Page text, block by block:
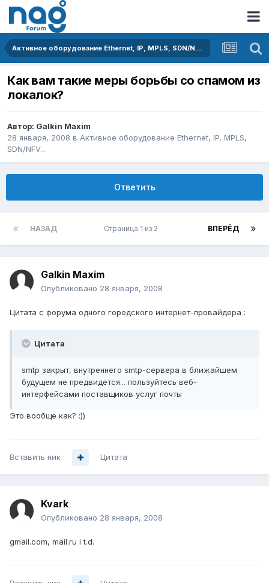
Активное оборудование Ethernet, IP, MPLS, SDN/NFV...
Как вам такие меры борьбы со спамом из
локалок?
Автор: Galkin Maxim
28 января, 2008 в Активное оборудование Ethernet, IP, MPLS,
SDN/NFV...
Ответить
НАЗАД ВПЕРЁД
Страница 1 из 2
Galkin Maxim
Опубликовано 28 января, 2008
Цитата с форума одного городского интернет-провайдера :
Цитата
smtp закрыт, внутреннего smtp-сервера в ближайшем
будущем не предвидется... пользуйтесь веб-
интерфейсами поставщиков услуг почты
Это вообще как? :))
Вставить ник Цитата
Kvark
Опубликовано 28 января, 2008
gmail.com, mail.ru i t.d.